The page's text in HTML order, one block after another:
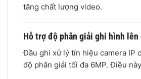
tăng chất lượng video.
Hỗ trợ độ phân giải ghi hình lên
Đầu ghi xử lý tín hiệu camera IP
độ phân giải tối đa 6MP. Điều